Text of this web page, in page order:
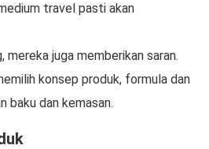
travel pasti akan
mereka juga memberikan saran.
konsep produk, formula dan
baku dan kemasan.